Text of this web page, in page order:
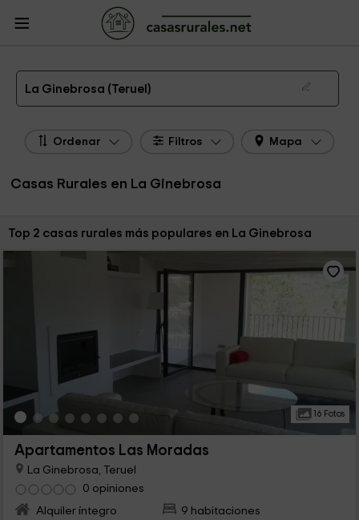
Casas Rurales
Teruel
Casas Rurales La Ginebrosa
Las 2 mejores casas rurales en La Ginebrosa de 2026
La Ginebrosa (Teruel)
Ordenar Filtros Mapa
Casas Rurales en La Ginebrosa
Ordenar por:
Top 2 casas rurales más populares en La Ginebrosa
16 Fotos
Apartamentos Las Moradas
La Ginebrosa, Teruel
0 opiniones
Alquiler íntegro
9 habitaciones